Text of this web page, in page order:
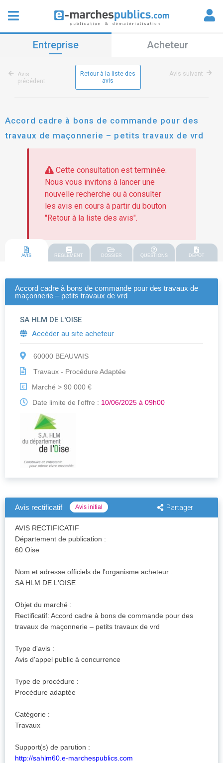
Entreprise Acheteur
Avis
précédent
Retour à la liste des
avis
Avis suivant
Accord cadre à bons de commande pour des
travaux de maçonnerie – petits travaux de vrd
Cette consultation est terminée.
Nous vous invitons à lancer une
nouvelle recherche ou à consulter
les avis en cours à partir du bouton
"Retour à la liste des avis".
AVIS REGLEMENT DOSSIER QUESTIONS DEPOT
Accord cadre à bons de commande pour des travaux de
maçonnerie – petits travaux de vrd
SA HLM DE L'OISE
Accéder au site acheteur
60000 BEAUVAIS
Travaux - Procédure Adaptée
€
Marché > 90 000 €
Date limite de l'offre : 10/06/2025 à 09h00
Avis rectificatif Avis initial Partager
AVIS RECTIFICATIF
Département de publication :
60 Oise
Nom et adresse officiels de l'organisme acheteur :
SA HLM DE L'OISE
Objet du marché :
Rectificatif: Accord cadre à bons de commande pour des
travaux de maçonnerie – petits travaux de vrd
Type d'avis :
Avis d'appel public à concurrence
Type de procédure :
Procédure adaptée
Catégorie :
Travaux
Support(s) de parution :
http://sahlm60.e-marchespublics.com